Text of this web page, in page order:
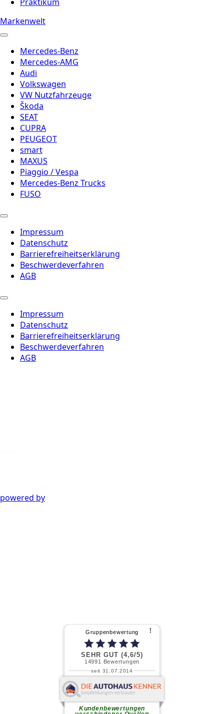
Markenwelt
Mercedes-Benz
Mercedes-AMG
Audi
Volkswagen
VW Nutzfahrzeuge
Škoda
SEAT
CUPRA
PEUGEOT
smart
MAXUS
Piaggio / Vespa
Mercedes-Benz Trucks
FUSO
Impressum
Datenschutz
Barrierefreiheitserklärung
Beschwerdeverfahren
AGB
Impressum
Datenschutz
Barrierefreiheitserklärung
Beschwerdeverfahren
AGB
powered by